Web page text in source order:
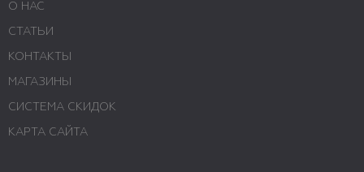
О НАС
СТАТЬИ
КОНТАКТЫ
МАГАЗИНЫ
СИСТЕМА СКИДОК
КАРТА САЙТА